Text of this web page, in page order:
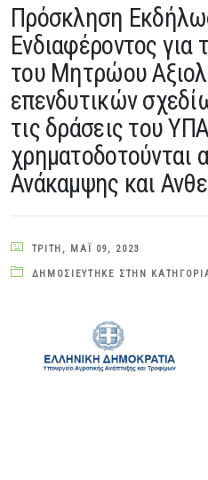
Πρόσκληση
Ενδιαφέροντος
του Μητρώου
επενδυτικών
τις δράσεις του
χρηματοδοτούνται
Ανάκαμψης και
ΤΡΊΤΗ, ΜΆΙ 09, 2023
ΔΗΜΟΣΙΕΎΤΗΚΕ ΣΤΗΝ